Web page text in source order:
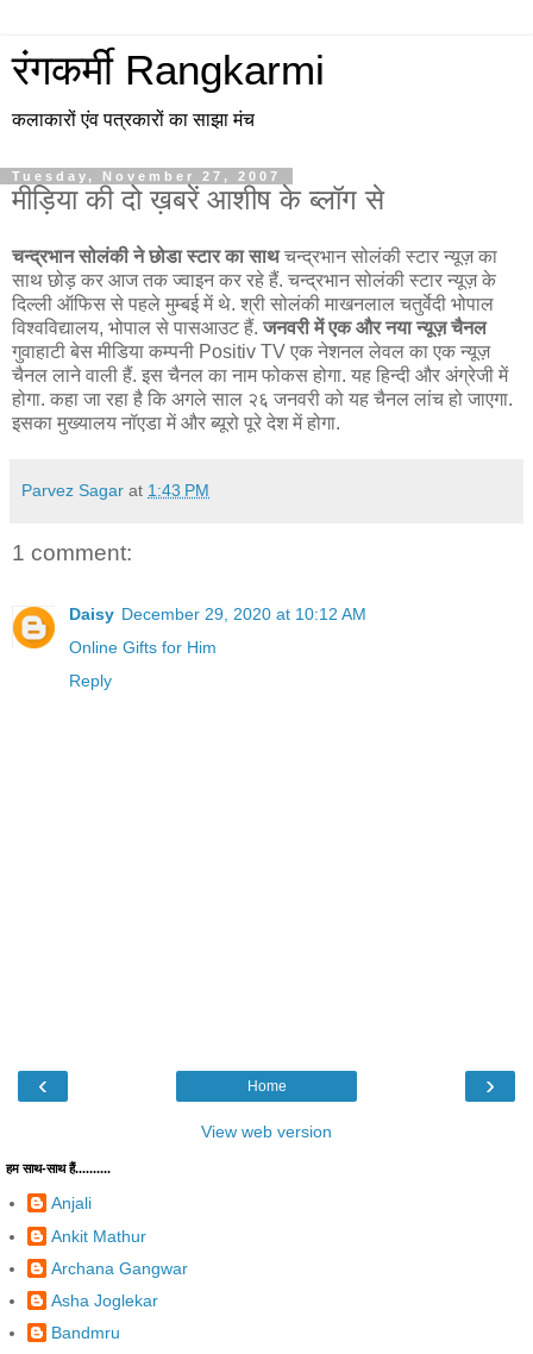
रंगकर्मी Rangkarmi
कलाकारों एंव पत्रकारों का साझा मंच
Tuesday, November 27, 2007
मीड़िया की दो ख़बरें आशीष के ब्लॉग से
चन्द्रभान सोलंकी ने छोडा स्टार का साथचन्द्रभान सोलंकी स्टार न्यूज़ का
साथ छोड़ कर आज तक ज्वाइन कर रहे हैं. चन्द्रभान सोलंकी स्टार न्यूज़ के
दिल्ली ऑफिस से पहले मुम्बई में थे. श्री सोलंकी माखनलाल चतुर्वेदी भोपाल
विश्वविद्यालय, भोपाल से पासआउट हैं.जनवरी में एक और नया न्यूज़ चैनल
गुवाहाटी बेस मीडिया कम्पनी Positiv TV एक नेशनल लेवल का एक न्यूज़
चैनल लाने वाली हैं. इस चैनल का नाम फोकस होगा. यह हिन्दी और अंग्रेजी में
होगा. कहा जा रहा है कि अगले साल २६ जनवरी को यह चैनल लांच हो जाएगा.
इसका मुख्यालय नॉएडा में और ब्यूरो पूरे देश में होगा.
Parvez Sagar at 1:43 PM
1 comment:
Daisy December 29, 2020 at 10:12 AM
Online Gifts for Him
Reply
‹ ›
Home
View web version
हम साथ-साथ हैं..........
Anjali
Ankit Mathur
Archana Gangwar
Asha Joglekar
Bandmru